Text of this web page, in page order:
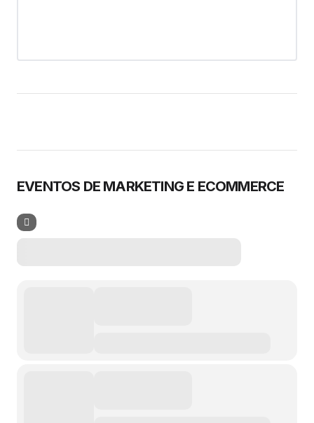
EVENTOS DE MARKETING E ECOMMERCE